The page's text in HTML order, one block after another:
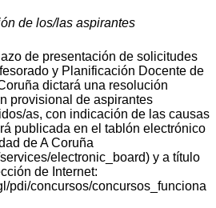
de los/las aspirantes
de presentación de solicitudes
y Planificación Docente de
dictará una resolución
provisional de aspirantes
as, con indicación de las causas
publicada en el tablón electrónico
de A Coruña
electronic_board) y a título
de Internet:
pdi/concursos/concursos_funciona